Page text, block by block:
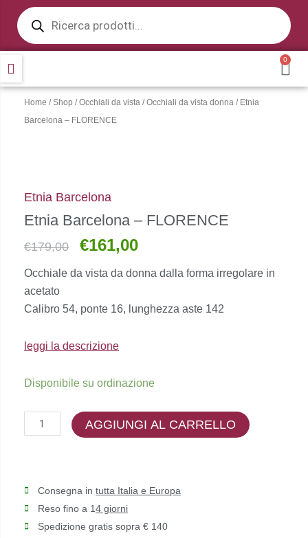
contenuto
Products
search
0
Home /Shop /Occhiali da vista /Occhiali da vista donna / Etnia
Barcelona – FLORENCE
Etnia Barcelona
Etnia Barcelona – FLORENCE
€179,00
Il
originale
€179,00.
€161,00Il
attuale
€161,00.
Occhiale da vista da donna dalla forma irregolare in
acetato
Calibro 54, ponte 16, lunghezza aste 142
leggi la descrizione
Disponibile su ordinazione
Etnia
FLORENCE
AGGIUNGI AL CARRELLO
Consegna in tutta Italia e Europa
Reso fino a 14 giorni
Spedizione gratis sopra € 140